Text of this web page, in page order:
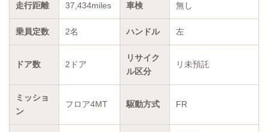
走行距離 37,434miles 車検 無し
乗員定数 2名 ハンドル 左
ドア数 2ドア
リサイク
ル区分
リ未預託
ミッショ
ン
フロア4MT 駆動方式 FR